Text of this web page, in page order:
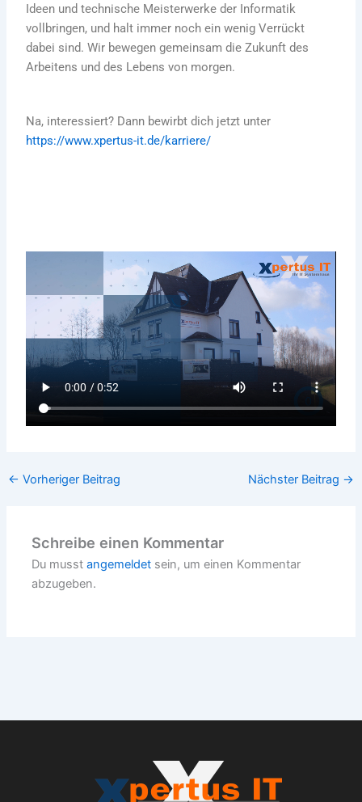
Ideen und technische Meisterwerke der Informatik
vollbringen, und halt immer noch ein wenig Verrückt
dabei sind. Wir bewegen gemeinsam die Zukunft des
Arbeitens und des Lebens von morgen.
Na, interessiert? Dann bewirbt dich jetzt unter
https://www.xpertus-it.de/karriere/
← Vorheriger Beitrag Nächster Beitrag →
Schreibe einen Kommentar
Du musstangemeldet sein, um einen Kommentar
abzugeben.